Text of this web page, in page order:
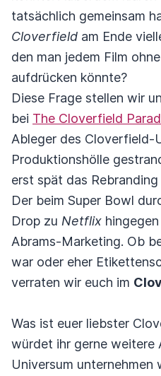
tatsächlich gemeinsam
Cloverfield am Ende
den man jedem Film
aufdrücken könnte?
Diese Frage stellen wir
bei The Cloverfield
Ableger des Cloverfield-
Produktionshölle
erst spät das
Der beim Super Bowl
Drop zu Netflix
Abrams-Marketing. Ob
war oder eher
verraten wir euch im
Was ist euer liebster
würdet ihr gerne weitere
Universum unternehmen